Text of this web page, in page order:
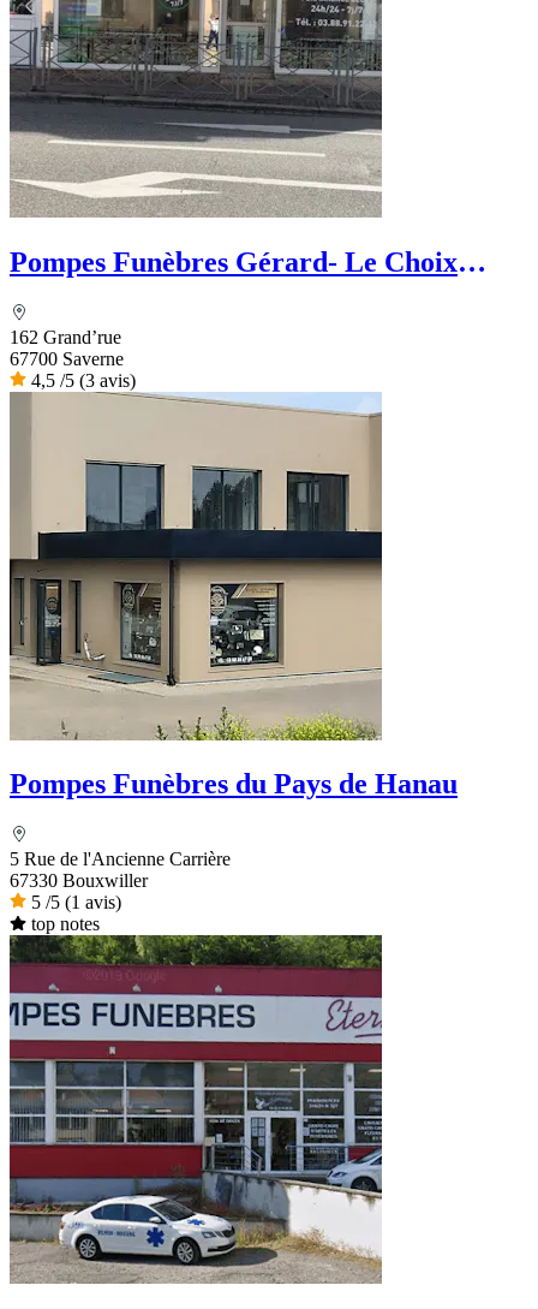
Pompes Funèbres Gérard- Le Choix
162 Grand’rue
67700 Saverne
4,5 /5 (3 avis)
Pompes Funèbres du Pays de Hanau
5 Rue de l'Ancienne Carrière
67330 Bouxwiller
5 /5 (1 avis)
top notes